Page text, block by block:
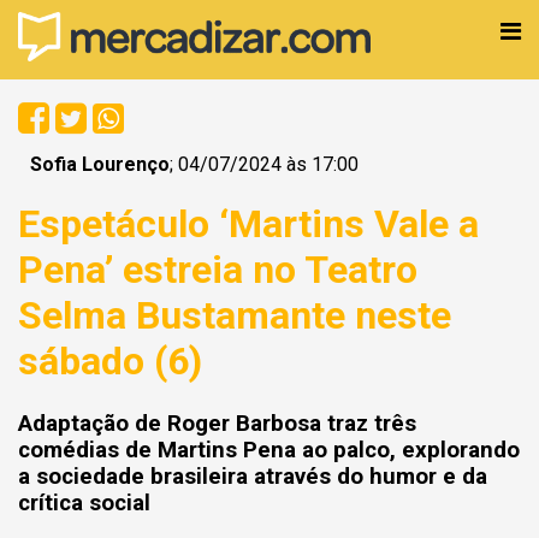
Sofia Lourenço; 04/07/2024 às 17:00
Espetáculo ‘Martins Vale a
Pena’ estreia no Teatro
Selma Bustamante neste
sábado (6)
Adaptação de Roger Barbosa traz três
comédias de Martins Pena ao palco, explorando
a sociedade brasileira através do humor e da
crítica social